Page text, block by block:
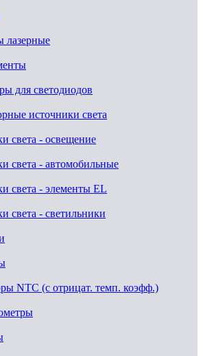
лазерные
для светодиодов
источники света
света - освещение
света - автомобильные
света - элементы EL
света - светильники
NTC (с отрицат. темп. коэфф.)